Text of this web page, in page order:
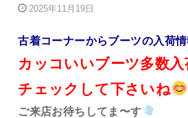
2025年11月19日
古着コーナーからブーツの入荷情
カッコいいブーツ多数
チェックして下さいね
ご来店お待ちしてま〜す